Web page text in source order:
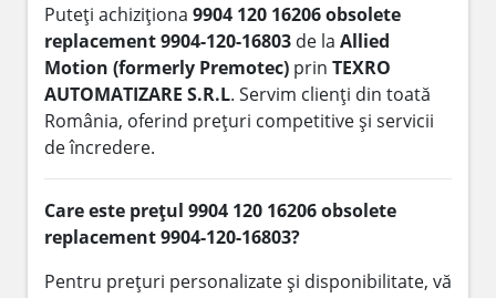
Puteți achiziționa 9904 120 16206 obsolete
replacement 9904-120-16803 de la Allied
Motion (formerly Premotec) prin TEXRO
AUTOMATIZARE S.R.L. Servim clienți din toată
România, oferind prețuri competitive și servicii
de încredere.
Care este prețul 9904 120 16206 obsolete
replacement 9904-120-16803?
Pentru prețuri personalizate și disponibilitate, vă